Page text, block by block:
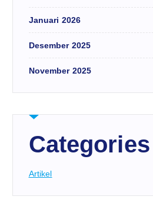
Januari 2026
Desember 2025
November 2025
Categories
Artikel